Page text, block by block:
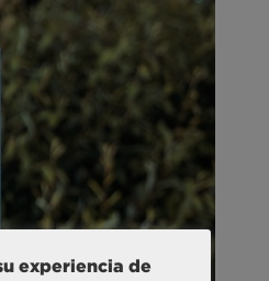
experiencia de